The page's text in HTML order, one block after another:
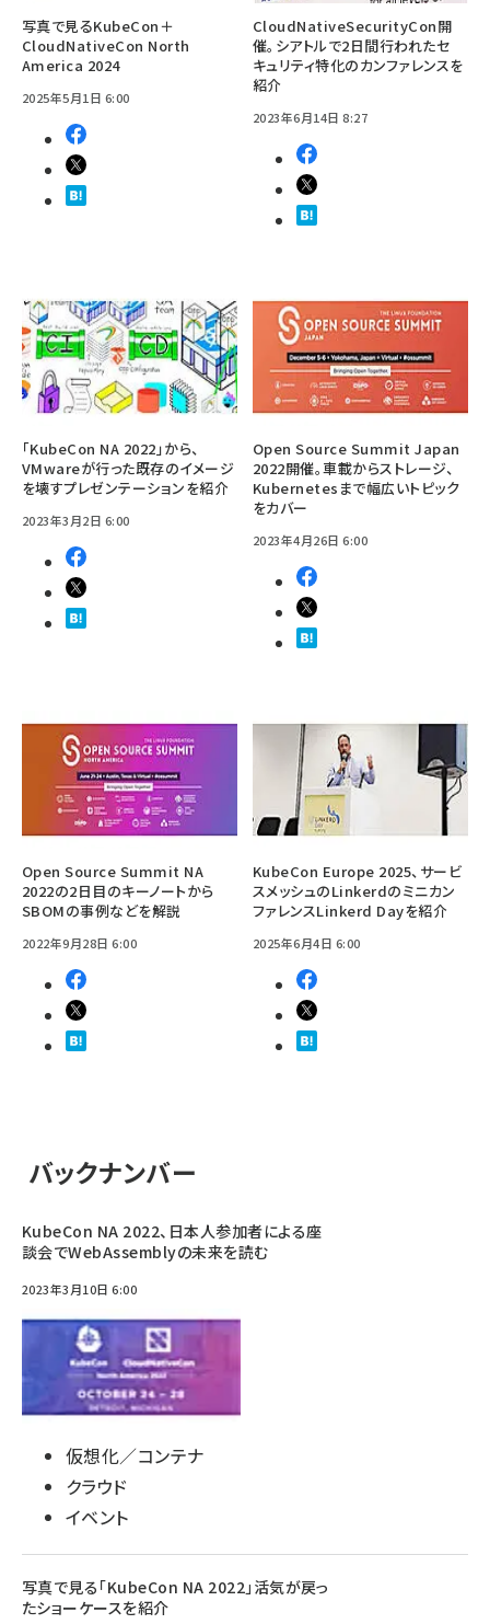
写真で見るKubeCon＋
CloudNativeCon North
America 2024
2025年5月1日 6:00
CloudNativeSecurityCon開
催。シアトルで2日間行われたセ
キュリティ特化のカンファレンスを
紹介
2023年6月14日 8:27
「KubeCon NA 2022」から、
VMwareが行った既存のイメージ
を壊すプレゼンテーションを紹介
2023年3月2日 6:00
Open Source Summit Japan
2022開催。車載からストレージ、
Kubernetesまで幅広いトピック
をカバー
2023年4月26日 6:00
Open Source Summit NA
2022の2日目のキーノートから
SBOMの事例などを解説
2022年9月28日 6:00
KubeCon Europe 2025、サービ
スメッシュのLinkerdのミニカン
ファレンスLinkerd Dayを紹介
2025年6月4日 6:00
バックナンバー
KubeCon NA 2022、日本人参加者による座
談会でWebAssemblyの未来を読む
2023年3月10日 6:00
仮想化／コンテナ
クラウド
イベント
写真で見る「KubeCon NA 2022」活気が戻っ
たショーケースを紹介